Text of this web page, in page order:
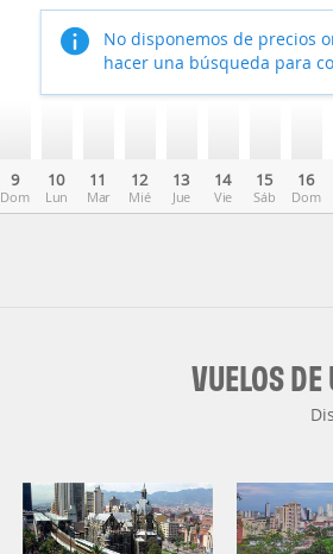
9
Dom
10
Lun
11
Mar
12
Mié
13
Jue
14
Vie
15
Sáb
16
Dom
No disponemos de precios
hacer una búsqueda para
VUELOS